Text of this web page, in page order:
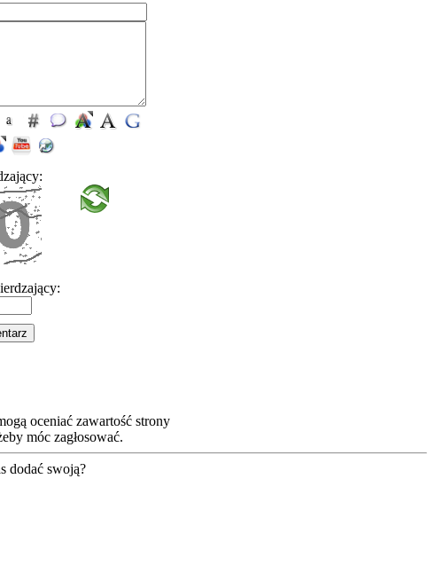
oceniać zawartość strony
móc zagłosować.
dodać swoją?